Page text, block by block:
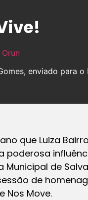
enviado para o
ano que Luiza
poderosa
Municipal de
de
Nos Move.